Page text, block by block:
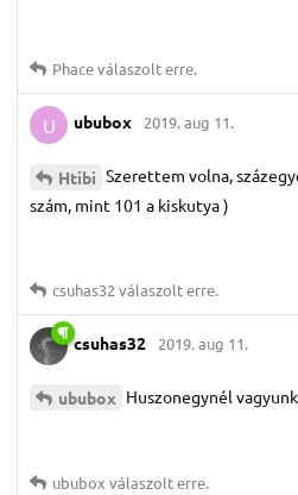
Phaceválaszolt erre.
U ububox 2019. aug 11.
Htibi Szerettem volna,
szám, mint 101 a kiskutya )
csuhas32 válaszolt erre.
csuhas32 2019. aug 11.
ububox Huszonegynél vagyunk.
ububox válaszolt erre.